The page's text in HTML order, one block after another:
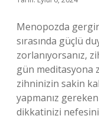
Menopozda
sırasında güçlü
zorlanıyorsanız,
gün meditasyona
zihninizin sakin
yapmanız
dikkatinizi